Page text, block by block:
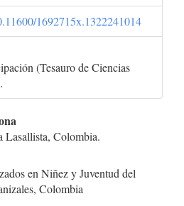
1692715x.1322241014
(Tesauro de Ciencias
Lasallista, Colombia.
en Niñez y Juventud del
Colombia